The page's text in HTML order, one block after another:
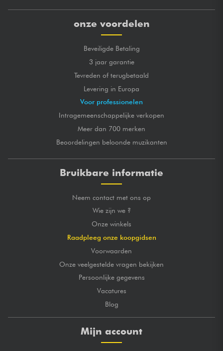
onze voordelen
Beveiligde Betaling
3 jaar garantie
Tevreden of terugbetaald
Levering in Europa
Voor professionelen
Intragemeenschappelijke verkopen
Meer dan 700 merken
Beoordelingen beloonde muzikanten
Bruikbare informatie
Neem contact met ons op
Wie zijn we ?
Onze winkels
Raadpleeg onze koopgidsen
Voorwaarden
Onze veelgestelde vragen bekijken
Persoonlijke gegevens
Vacatures
Blog
Mijn account